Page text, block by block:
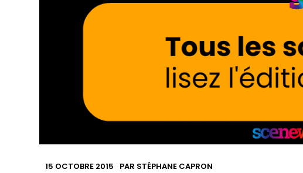
15 OCTOBRE 2015 PAR STÉPHANE CAPRON